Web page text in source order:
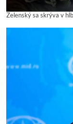
Zelenský sa skrýva v